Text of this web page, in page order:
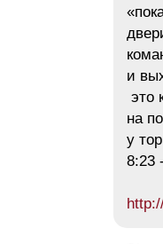
и
это
на
у
8:23